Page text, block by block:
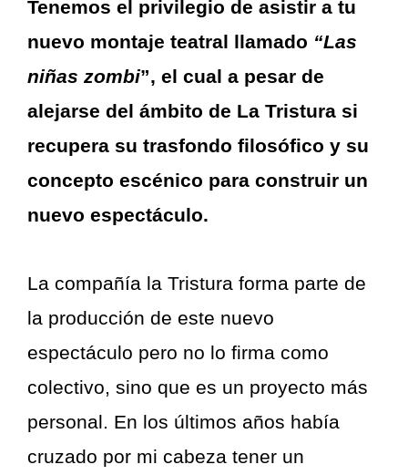
Tenemos el privilegio de asistir a tu
nuevo montaje teatral llamado “Las
niñas zombi”, el cual a pesar de
alejarse del ámbito de La Tristura si
recupera su trasfondo filosófico y su
concepto escénico para construir un
nuevo espectáculo.
La compañía la Tristura forma parte de
la producción de este nuevo
espectáculo pero no lo firma como
colectivo, sino que es un proyecto más
personal. En los últimos años había
cruzado por mi cabeza tener un